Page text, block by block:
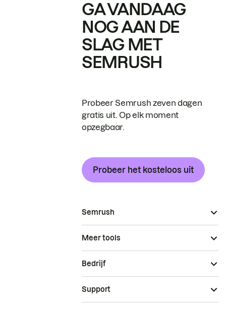
GA VANDAAG
NOG AAN DE
SLAG MET
SEMRUSH
Probeer Semrush zeven dagen
gratis uit. Op elk moment
opzegbaar.
Probeer het kosteloos uit
Semrush
Meer tools
Bedrijf
Support